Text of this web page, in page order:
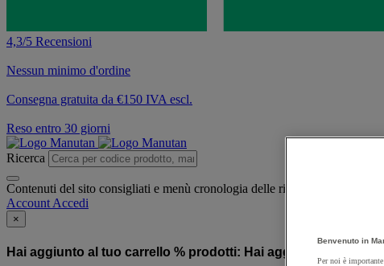
4,3/5 Recensioni
Nessun minimo d'ordine
Consegna gratuita da €150 IVA escl.
Reso entro 30 giorni
Ricerca
Contenuti del sito consigliati e menù cronologia delle ricerche
Account Accedi
×
Hai aggiunto al tuo carrello % prodotti: Hai aggiunto al tuo
Benvenuto in
Per noi è